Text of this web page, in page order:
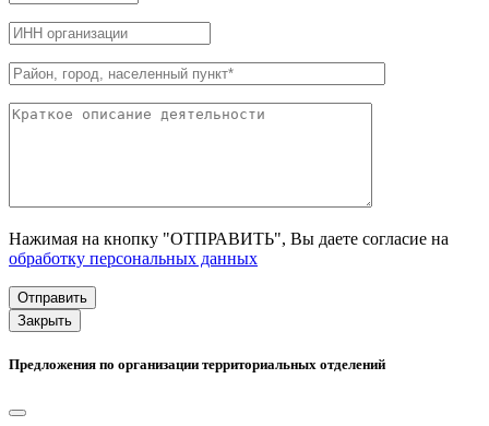
Нажимая на кнопку "ОТПРАВИТЬ", Вы даете согласие на
обработку персональных данных
Закрыть
Предложения по организации территориальных отделений